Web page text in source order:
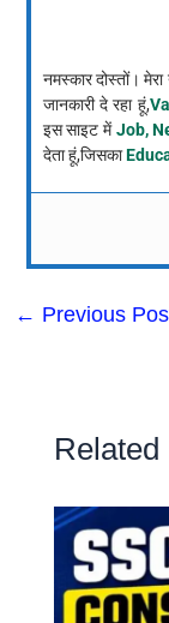
नमस्कार दोस्तों।
जानकारी दे रहा हूं,
इस साइट मेंJob,
देता हूं,जिसका
← Previous
Related